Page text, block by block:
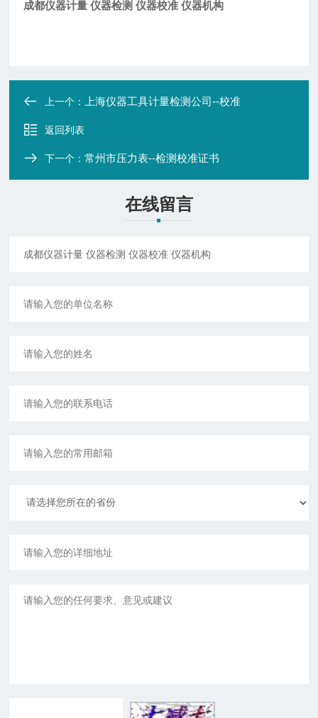
成都仪器计量 仪器检测 仪器校准 仪器机构
上一个： 上海仪器工具计量检测公司--校准
返回列表
下一个：常州市压力表--检测校准证书
在线留言